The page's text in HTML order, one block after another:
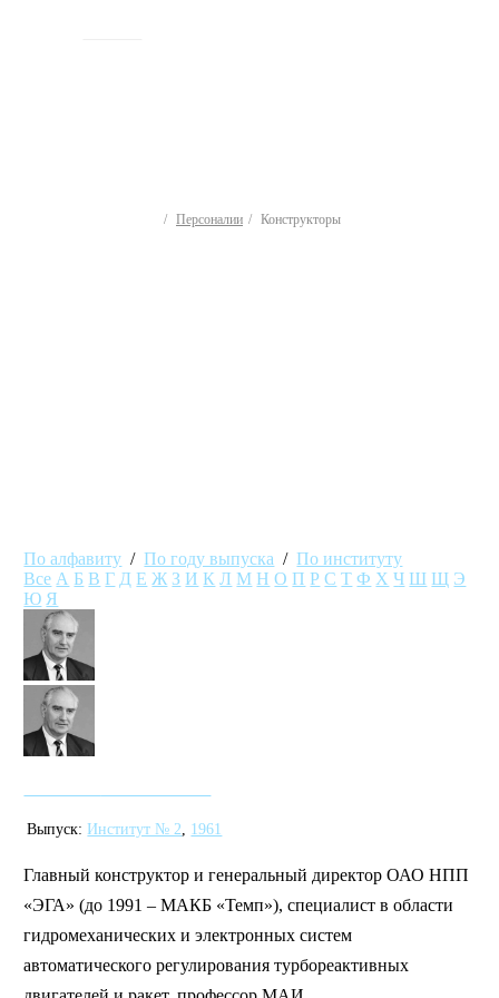
Персоналии Конструкторы
По алфавиту /По году выпуска /По институту
Все А Б В Г Д Е Ж З И К Л М Н О П Р С Т Ф Х Ч Ш Щ Э
Ю Я
Выпуск: Институт № 2 1961
Главный конструктор и генеральный директор ОАО НПП
«ЭГА» (до 1991 – МАКБ «Темп»), специалист в области
гидромеханических и электронных систем
автоматического регулирования турбореактивных